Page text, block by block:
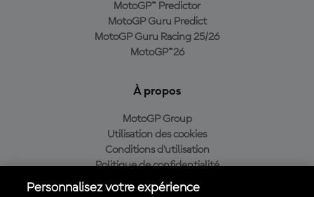
MotoGP™ Predictor
MotoGP Guru Predict
MotoGP Guru Racing 25/26
MotoGP™26
À propos
MotoGP Group
Utilisation des cookies
Conditions d'utilisation
Politique de confidentialité
Politique d’achat
Personnalisez votre expérience